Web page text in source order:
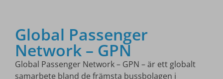
Global Passenger
Network – GPN
Global Passenger Network – GPN – är ett globalt
samarbete bland de främsta bussbolagen i